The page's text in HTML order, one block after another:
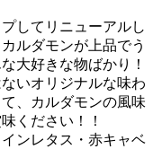
してリニューアルし
ルダモンが上品でう
大好きな物ばかり！
いオリジナルな味わ
、カルダモンの風味
ください！！
ンレタス・赤キャベ